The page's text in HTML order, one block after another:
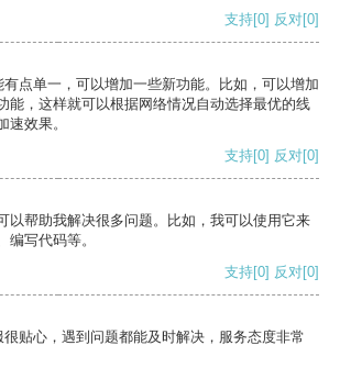
支持[0] 反对[0]
点单一，可以增加一些新功能。比如，可以增加
能，这样就可以根据网络情况自动选择最优的线
速效果。
支持[0] 反对[0]
以帮助我解决很多问题。比如，我可以使用它来
编写代码等。
支持[0] 反对[0]
贴心，遇到问题都能及时解决，服务态度非常